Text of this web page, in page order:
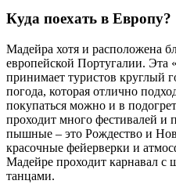
Куда поехать в Европу?
Мадейра хотя и расположена
европейской Португалии.
принимает туристов круглый
погода, которая отлично
покупаться можно и в
проходит много фестивалей и
пышные – это Рождество и
красочные фейерверки и
Мадейре проходит карнавал с
танцами.